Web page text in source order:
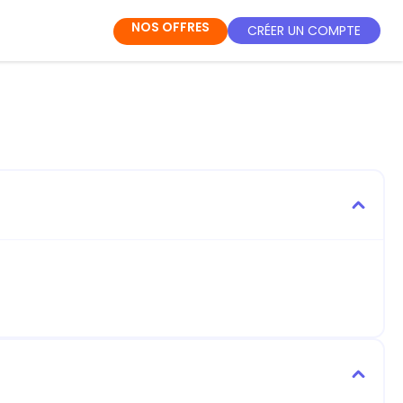
NOS OFFRES CRÉER UN COMPTE